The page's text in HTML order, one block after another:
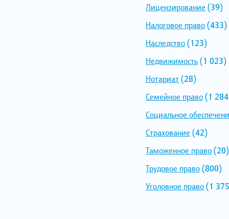
Лицензирование (39)
Налоговое право(433)
Наследство(123)
Недвижимость(1 023)
Нотариат(28)
Семейное право(1
Социальное
Страхование (42)
Таможенное право(20)
Трудовое право(800)
Уголовное право(1